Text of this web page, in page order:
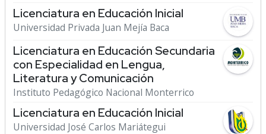
Licenciatura en Educación Inicial
Universidad Privada Juan Mejía Baca
Licenciatura en Educación Secundaria
con Especialidad en Lengua,
Literatura y Comunicación
Instituto Pedagógico Nacional Monterrico
Licenciatura en Educación Inicial
Universidad José Carlos Mariátegui